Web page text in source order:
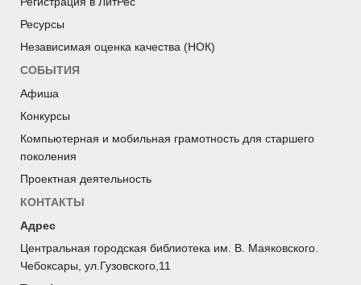
Ресурсы
Независимая оценка качества (НОК)
СОБЫТИЯ
Афиша
Конкурсы
Компьютерная и мобильная грамотность для старшего
поколения
Проектная деятельность
КОНТАКТЫ
Адрес
Центральная городская библиотека им. В. Маяковского.
Чебоксары, ул.Гузовского,11